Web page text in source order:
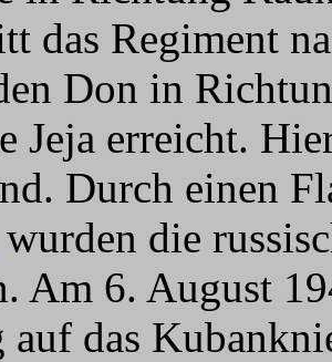
das Regiment
Don in
Jeja erreicht.
Durch einen
wurden die
Am 6. August
auf das